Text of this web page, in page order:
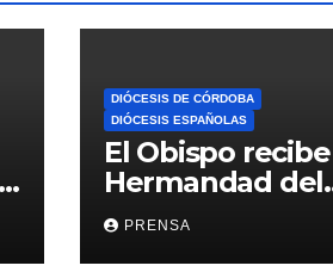
DIÓCESIS DE CÓRDOBA
DIÓCESIS ESPAÑOLAS
El Obispo
Hermandad del
Calvario
PRENSA